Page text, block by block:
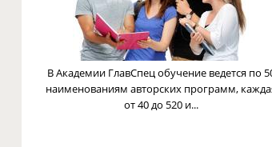
В Академии ГлавСпец обучение ведется по
наименованиям авторских программ,
от 40 до 520 и...